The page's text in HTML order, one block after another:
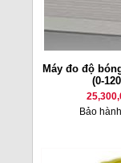
Máy đo độ
(0-
Bảo